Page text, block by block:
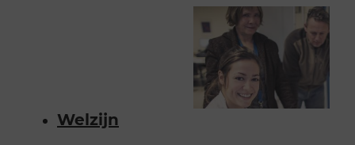
Welzijn